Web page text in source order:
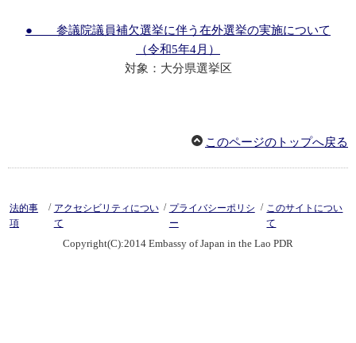
● 参議院議員補欠選挙に伴う在外選挙の実施について
（令和5年4月）
対象：大分県選挙区
このページのトップへ戻る
法的事
項
/ アクセシビリティについ
て
/ プライバシーポリシ
ー
/ このサイトについ
て
Copyright(C):2014 Embassy of Japan in the Lao PDR